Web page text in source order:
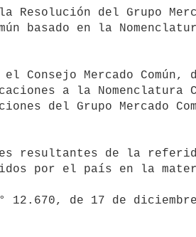
basado en la
a la Nomenclatura
del Grupo Mercado
por el país en la